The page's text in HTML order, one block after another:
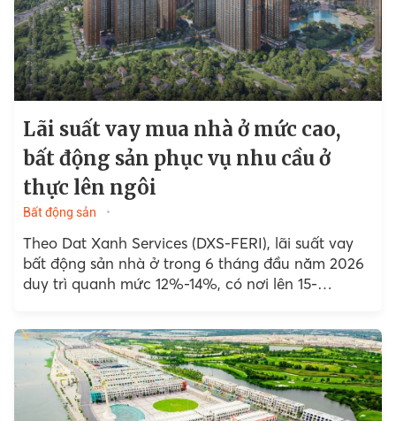
Lãi suất vay mua nhà ở mức cao,
bất động sản phục vụ nhu cầu ở
thực lên ngôi
Bất động sản
Theo Dat Xanh Services (DXS-FERI), lãi suất vay
bất động sản nhà ở trong 6 tháng đầu năm 2026
duy trì quanh mức 12%-14%, có nơi lên 15-